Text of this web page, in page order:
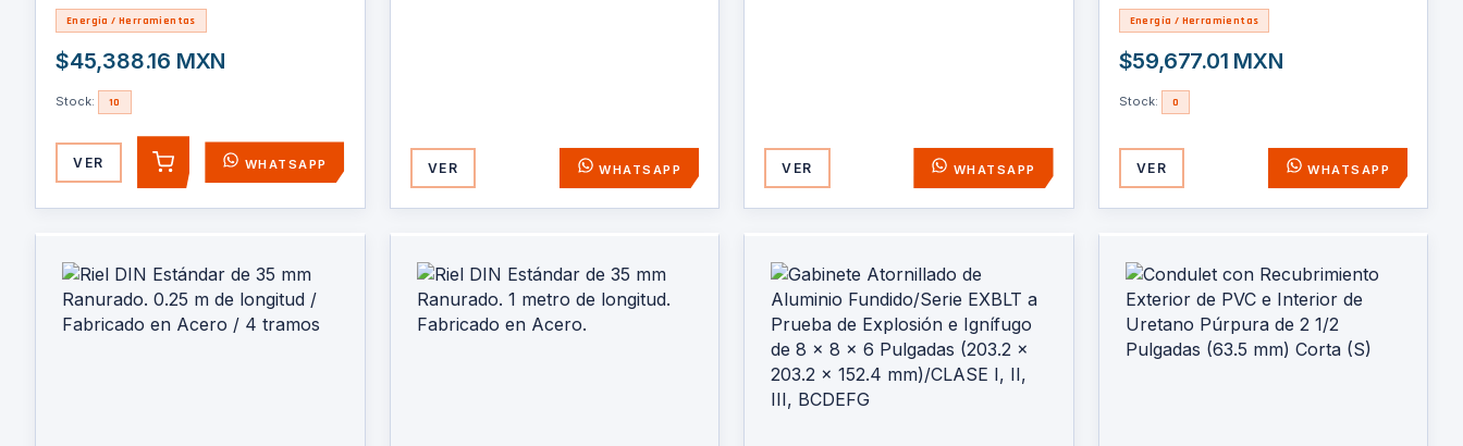
Energía / Herramientas
$45,388.16 MXN
Stock: 10
VER AGREGARWHATSAPP VER WHATSAPP VER WHATSAPP
Energía / Herramientas
$59,677.01 MXN
Stock: 0
VER WHATSAPP